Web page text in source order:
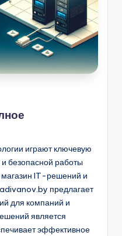
играют ключевую
безопасной работы
IT-решений и
предлагает
для компаний и
является
эффективное